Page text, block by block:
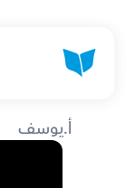
أ.يوسف